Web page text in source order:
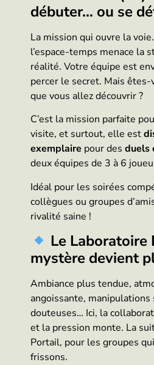
débuter… ou se
La mission qui ouvre la
l’espace-temps menace la
réalité. Votre équipe est
percer le secret. Mais êtes-
que vous allez découvrir ?
C’est la mission parfaite
visite, et surtout, elle est
exemplaire pour des duels
deux équipes de 3 à 6
Idéal pour les soirées
collègues ou groupes
rivalité saine !
Le Laboratoire
mystère devient
Ambiance plus tendue,
angoissante,
douteuses… Ici, la
et la pression monte. La
Portail, pour les groupes
frissons.